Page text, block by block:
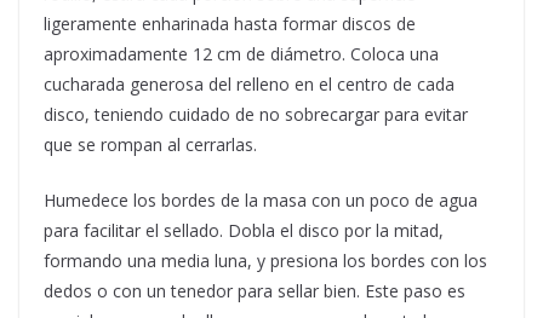
ligeramente enharinada hasta formar discos de
aproximadamente 12 cm de diámetro. Coloca una
cucharada generosa del relleno en el centro de cada
disco, teniendo cuidado de no sobrecargar para evitar
que se rompan al cerrarlas.
Humedece los bordes de la masa con un poco de agua
para facilitar el sellado. Dobla el disco por la mitad,
formando una media luna, y presiona los bordes con los
dedos o con un tenedor para sellar bien. Este paso es